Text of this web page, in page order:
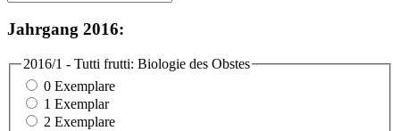
Jahrgang 2016:
2016/1 - Tutti frutti: Biologie des Obstes
0 Exemplare
1 Exemplar
2 Exemplare